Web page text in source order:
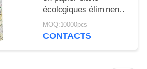
écologiques éliminent
les bactéries pour
nettoyer les dents en
MOQ:10000pcs
CONTACTS